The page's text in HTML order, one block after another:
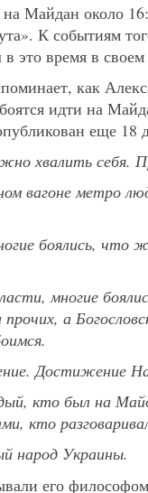
Майдан около
К событиям
это время в своем
как
идти на
еще 18
хвалить себя.
вагоне метро
боялись, что
многие
а
Достижение
кто был на
кто
народ Украины.
его